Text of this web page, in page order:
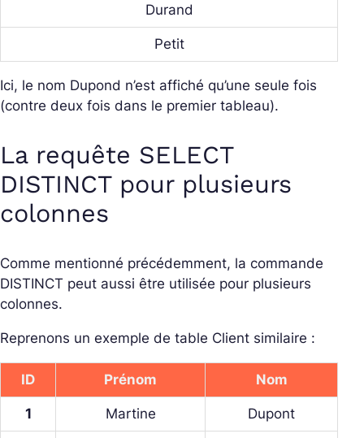
Durand
Petit
Ici, le nom Dupond n’est affiché qu’une seule fois
(contre deux fois dans le premier tableau).
La requête SELECT
DISTINCT pour plusieurs
colonnes
Comme mentionné précédemment, la commande
DISTINCT peut aussi être utilisée pour plusieurs
colonnes.
Reprenons un exemple de table Client similaire :
ID Prénom Nom
1 Martine Dupont